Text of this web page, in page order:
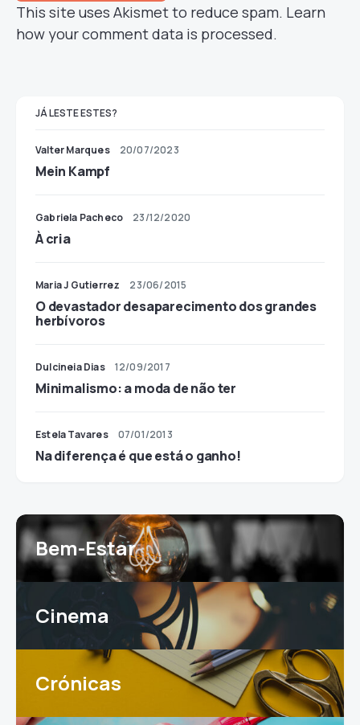
This site uses Akismet to reduce spam. Learn
how your comment data is processed.
JÁ LESTE ESTES?
Valter Marques 20/07/2023
Mein Kampf
Gabriela Pacheco 23/12/2020
À cria
Maria J Gutierrez 23/06/2015
O devastador desaparecimento dos grandes
herbívoros
Dulcineia Dias 12/09/2017
Minimalismo: a moda de não ter
Estela Tavares 07/01/2013
Na diferença é que está o ganho!
Bem-Estar
Cinema
Crónicas